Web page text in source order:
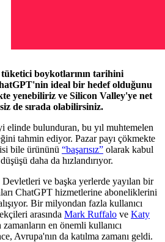
boykotlarının tarihini
ideal bir hedef olduğunu
yenebiliriz ve Silicon Valley'ye net
de sırada olabilirsiniz.
bulunduran, bu yıl muhtemelen
tahmin ediyor. Pazar payı çökmekte
bile ürününü “başarısız” olarak kabul
daha da hızlandırıyor.
ve başka yerlerde yayılan bir
ChatGPT hizmetlerine aboneliklerini
Bir milyondan fazla kullanıcı
arasında Mark Ruffalo ve Katy
en önemli kullanıcı
Avrupa'nın da katılma zamanı geldi.